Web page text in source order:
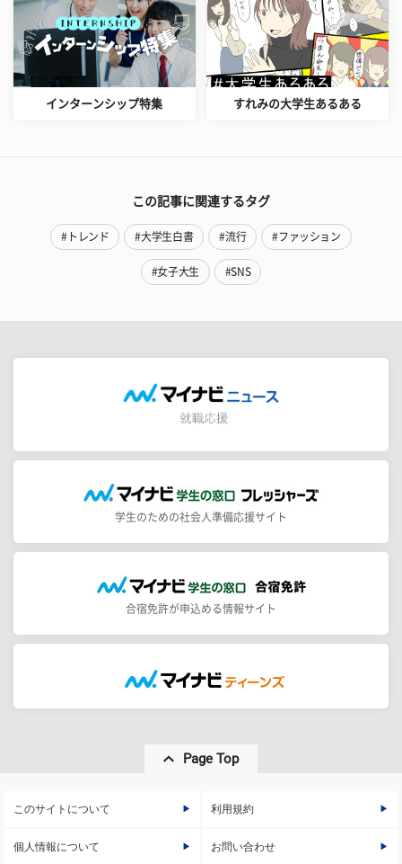
インターンシップ特集 すれみの大学生あるある
この記事に関連するタグ
#トレンド #大学生白書 #流行 #ファッション
#女子大生 #SNS
学生のための社会人準備応援サイト
合宿免許が申込める情報サイト
Page Top
このサイトについて 利用規約
個人情報について お問い合わせ